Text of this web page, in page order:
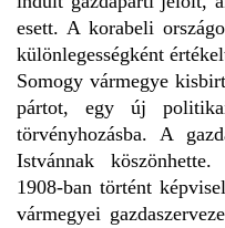
esett. A korabeli
különlegességként
Somogy vármegye
pártot, egy új
törvényhozásba. A
Istvánnak
1908-ban történt
vármegyei